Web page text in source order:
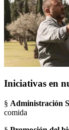
Iniciativas en
§ Administración
comida